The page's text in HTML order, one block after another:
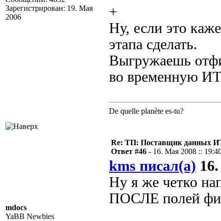
Зарегистрирован: 19. Мая
2006
+
Ну, если это
этапа сделать.
Выгружаешь
во временную
De quelle planète es-tu?
mdocs
YaBB Newbies
Re: ТП: Поставщик данных
Ответ #46 - 16. Мая 2008 ::
kms писал(а)
Ну я же четко
ПОСЛЕ полей